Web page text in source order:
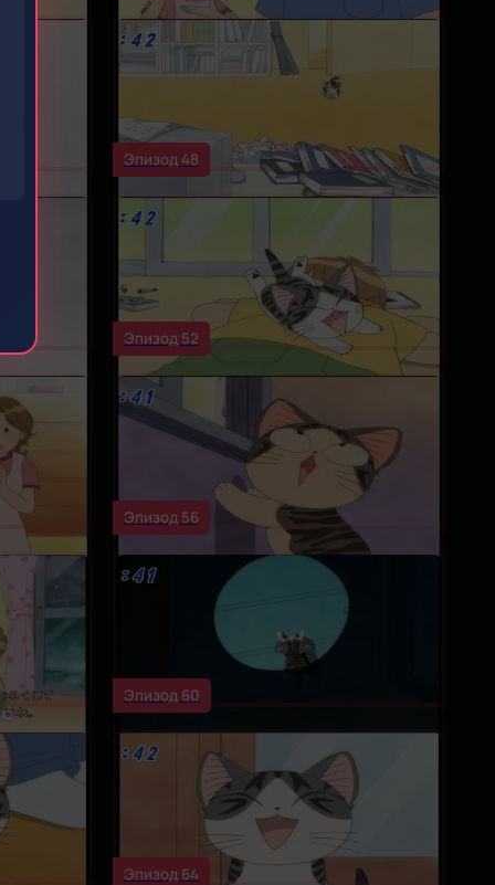
Эпизод 48
Эпизод 52
Эпизод 56
Эпизод 60
Эпизод 64